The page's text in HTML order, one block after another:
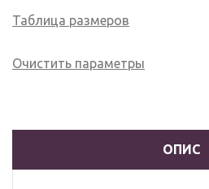
Таблица размеров
Очистить параметры
ОПИС